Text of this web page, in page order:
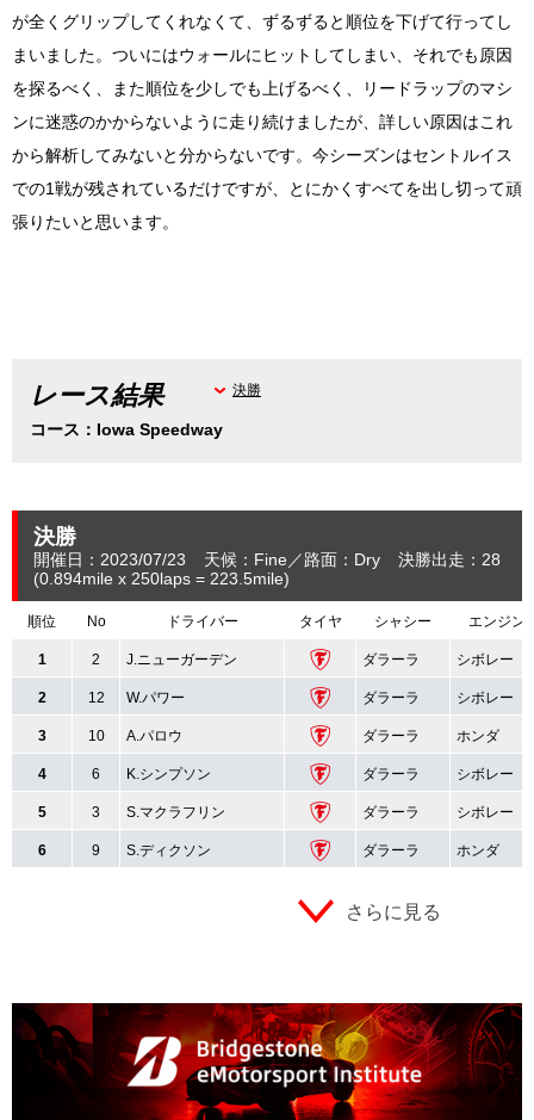
が全くグリップしてくれなくて、ずるずると順位を下げて行ってし
まいました。ついにはウォールにヒットしてしまい、それでも原因
を探るべく、また順位を少しでも上げるべく、リードラップのマシ
ンに迷惑のかからないように走り続けましたが、詳しい原因はこれ
から解析してみないと分からないです。 今シーズンはセントルイス
での1戦が残されているだけですが、とにかくすべてを出し切って頑
張りたいと思います。
レース結果
コース：Iowa Speedway
決勝
決勝
開催日：2023/07/23 天候：Fine 路面：Dry
決勝出走：28
(0.894mile x 250laps = 223.5mile)
順位 No ドライバー タイヤ シャシー エンジン
1 2 J.ニューガーデン ダラーラ シボレー
2 12 W.パワー ダラーラ シボレー
3 10 A.パロウ ダラーラ ホンダ
4 6 K.シンプソン ダラーラ シボレー
5 3 S.マクラフリン ダラーラ シボレー
6 9 S.ディクソン ダラーラ ホンダ
さらに見る